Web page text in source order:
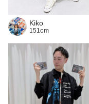
Kiko
151cm